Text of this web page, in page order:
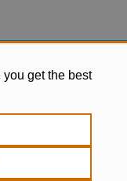
get the best